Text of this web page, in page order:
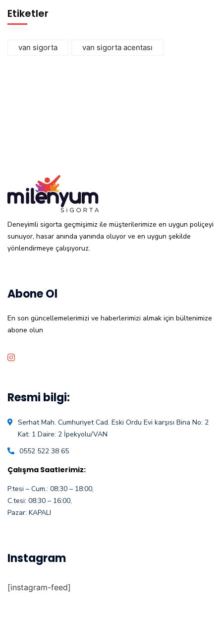
Etiketler
van sigorta van sigorta acentası
Deneyimli sigorta geçmişimiz ile müşterilerimize en uygun poliçeyi
sunuyor, hasar anında yanında oluyor ve en uygun şekilde
yönlendirmeye çalışıyoruz.
Abone Ol
En son güncellemelerimizi ve haberlerimizi almak için bültenimize
abone olun
Resmi bilgi:
Serhat Mah. Cumhuriyet Cad. Eski Ordu Evi karşısı Bina No: 2
Kat: 1 Daire: 2 İpekyolu/VAN
0552 522 38 65
Çalışma Saatlerimiz:
P.tesi – Cum.: 08:30 – 18:00,
C.tesi: 08:30 – 16:00,
Pazar: KAPALI
Instagram
[instagram-feed]